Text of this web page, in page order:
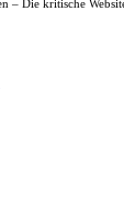
– Die kritische